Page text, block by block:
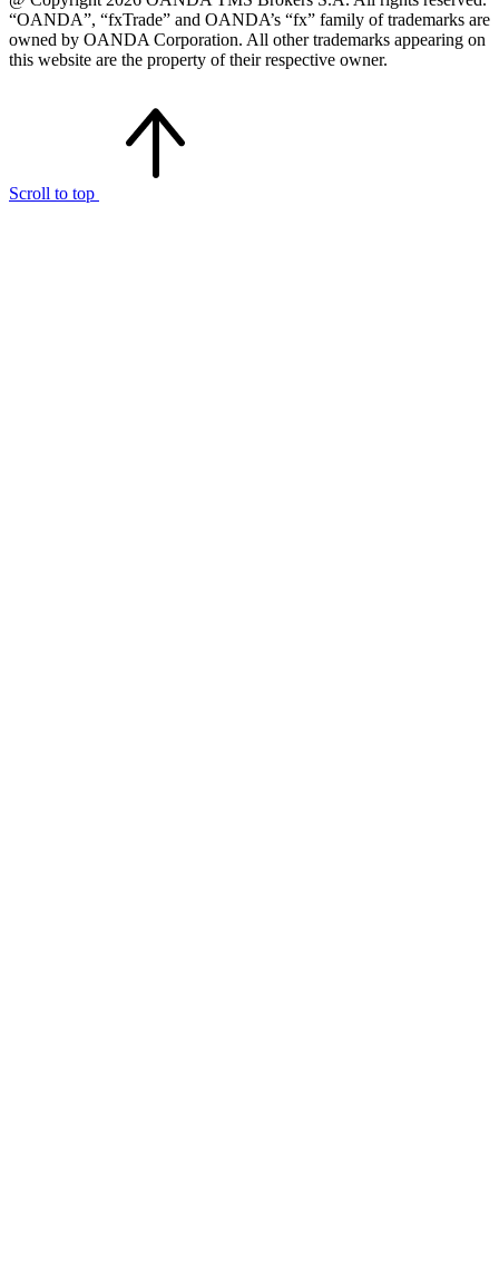
“OANDA”, “fxTrade” and OANDA’s “fx” family of trademarks are
owned by OANDA Corporation. All other trademarks appearing on
this website are the property of their respective owner.
Scroll to top